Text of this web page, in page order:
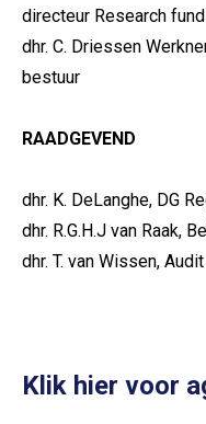
directeur Research
dhr. C. Driessen
bestuur
RAADGEVEND
dhr. K. DeLanghe, DG
dhr. R.G.H.J van Raak,
dhr. T. van Wissen,
Klik hier voor